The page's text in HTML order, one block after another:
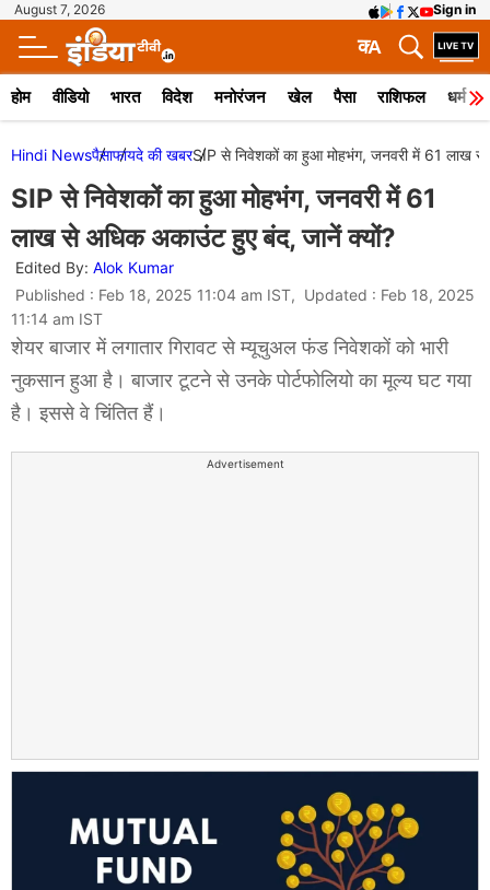
August 7, 2026 Sign in
A
क
होम वीडियो भारत विदेश मनोरंजन खेल पैसा राशिफल धर्म
Hindi Newsपैसाफायदे की खबरSIP से निवेशकों का हुआ मोहभंग, जनवरी में 61 लाख
SIP से निवेशकों का हुआ मोहभंग, जनवरी में 61
लाख से अधिक अकाउंट हुए बंद, जानें क्यों?
Edited By: Alok Kumar
Published : Feb 18, 2025 11:04 am IST, Updated : Feb 18, 2025
11:14 am IST
शेयर बाजार में लगातार गिरावट से म्यूचुअल फंड निवेशकों को भारी
नुकसान हुआ है। बाजार टूटने से उनके पोर्टफोलियो का मूल्य घट गया
है। इससे वे चिंतित हैं।
Advertisement